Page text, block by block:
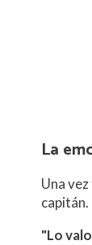
La
Una
capitán.
"Lo